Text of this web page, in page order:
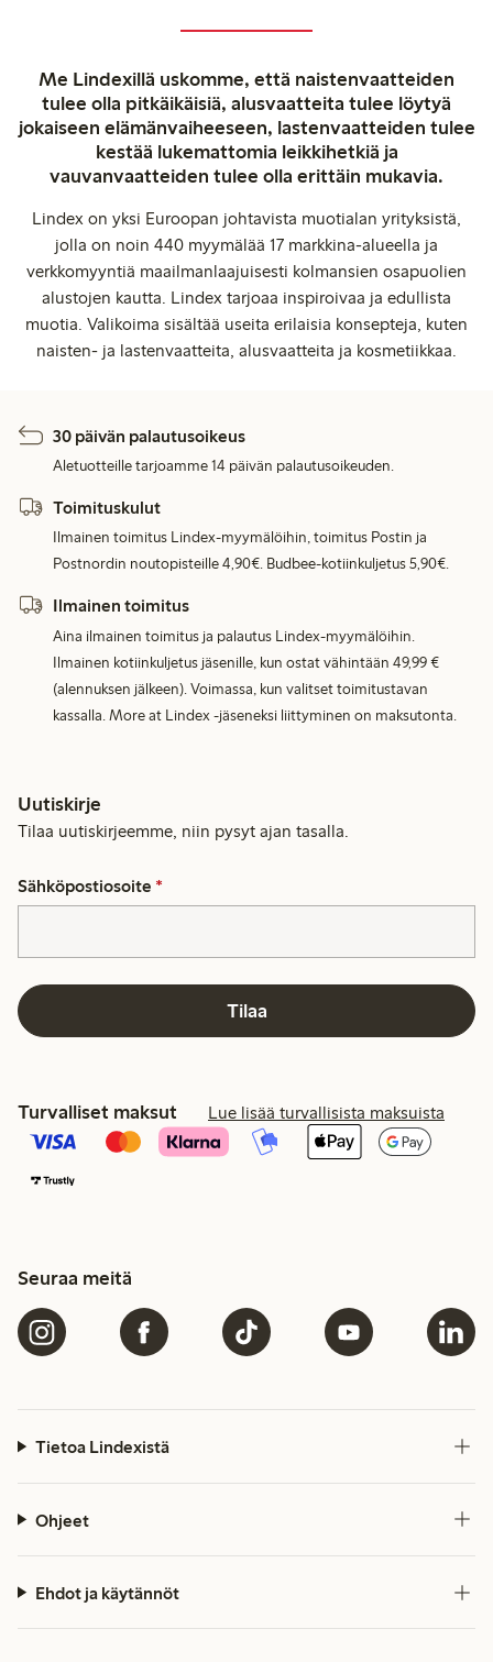
Me Lindexillä uskomme, että naistenvaatteiden
tulee olla pitkäikäisiä, alusvaatteita tulee löytyä
jokaiseen elämänvaiheeseen, lastenvaatteiden tulee
kestää lukemattomia leikkihetkiä ja
vauvanvaatteiden tulee olla erittäin mukavia.
Lindex on yksi Euroopan johtavista muotialan yrityksistä,
jolla on noin 440 myymälää 17 markkina-alueella ja
verkkomyyntiä maailmanlaajuisesti kolmansien osapuolien
alustojen kautta. Lindex tarjoaa inspiroivaa ja edullista
muotia. Valikoima sisältää useita erilaisia konsepteja, kuten
naisten- ja lastenvaatteita, alusvaatteita ja kosmetiikkaa.
30 päivän palautusoikeus
Aletuotteille tarjoamme 14 päivän palautusoikeuden.
Toimituskulut
Ilmainen toimitus Lindex-myymälöihin, toimitus Postin ja
Postnordin noutopisteille 4,90€. Budbee-kotiinkuljetus 5,90€.
Ilmainen toimitus
Aina ilmainen toimitus ja palautus Lindex-myymälöihin.
Ilmainen kotiinkuljetus jäsenille, kun ostat vähintään 49,99 €
(alennuksen jälkeen). Voimassa, kun valitset toimitustavan
kassalla. More at Lindex -jäseneksi liittyminen on maksutonta.
Uutiskirje
Tilaa uutiskirjeemme, niin pysyt ajan tasalla.
Sähköpostiosoite *
Tilaa
Turvalliset maksut Lue lisää turvallisista maksuista
Seuraa meitä
Tietoa Lindexistä
Ohjeet
Ehdot ja käytännöt